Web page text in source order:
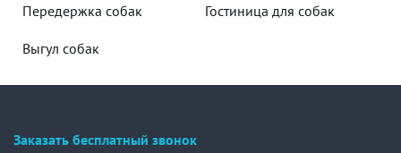
Передержка собак Гостиница для собак
Выгул собак
Заказать бесплатный звонок